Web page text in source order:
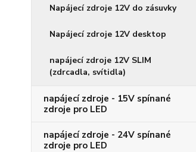
Napájecí zdroje 12V do zásuvky
Napájecí zdroje 12V desktop
napájecí zdroje 12V SLIM
(zdrcadla, svítidla)
napájecí zdroje - 15V spínané
zdroje pro LED
napájecí zdroje - 24V spínané
zdroje pro LED